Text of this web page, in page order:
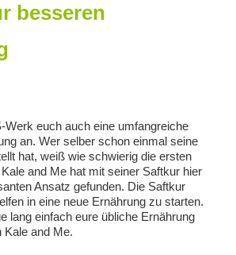
besseren
Werk euch auch eine umfangreiche
an. Wer selber schon einmal seine
hat, weiß wie schwierig die ersten
and Me hat mit seiner Saftkur hier
Ansatz gefunden. Die Saftkur
in eine neue Ernährung zu starten.
lang einfach eure übliche Ernährung
Kale and Me.